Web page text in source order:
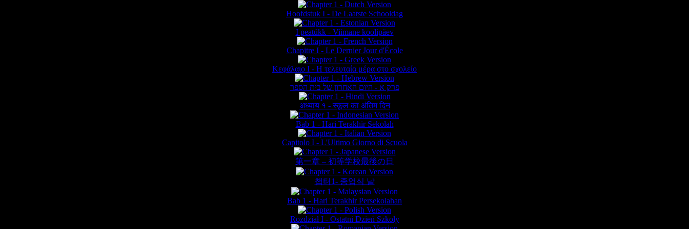
Hoofdstuk I - De Laatste Schooldag
I peatükk - Viimane koolipäev
Chapitre I - Le Dernier Jour d'École
Κεφάλαιο Ι - Η τελευταία μέρα στο σχολείο
פרק א - היום האחרון של בית הספר
अध्याय १ - स्कूल का अंतिम दिन
Bab 1 - Hari Terakhir Sekolah
Capitolo I - L'Ultimo Giorno di Scuola
第一章 – 初等学校最後の日
챕터1- 종업식 날
Bab 1 - Hari Terakhir Persekolahan
Rozdział I - Ostatni Dzień Szkoły